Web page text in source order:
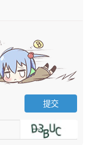
稍深的赭石、灰
净白色为主，暗
感基础；黑色衣
，亮部带暖调深
感；手部同步铺
明暗。揉擦的运
预留笔触表现空